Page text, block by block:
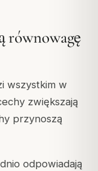
równowagę
wszystkim w
zwiększają
przynoszą
odpowiadają